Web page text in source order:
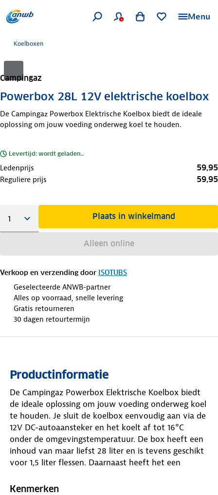
Menu
Koelboxen
Campingaz
Powerbox 28L 12V elektrische koelbox
De Campingaz Powerbox Elektrische Koelbox biedt de ideale
oplossing om jouw voeding onderweg koel te houden.
Levertijd: wordt geladen..
Ledenprijs 59,95
Reguliere prijs 59,95
Plaats in winkelmand
Alleen online
Verkoop en verzending door ISOTUBS
Geselecteerde ANWB-partner
Alles op voorraad, snelle levering
Gratis retourneren
30 dagen retourtermijn
Productinformatie
De Campingaz Powerbox Elektrische Koelbox biedt
de ideale oplossing om jouw voeding onderweg koel
te houden. Je sluit de koelbox eenvoudig aan via de
12V DC-autoaansteker en het koelt af tot 16°C
onder de omgevingstemperatuur. De box heeft een
inhoud van maar liefst 28 liter en is tevens geschikt
voor 1,5 liter flessen. Daarnaast heeft het een
Campingaz Powerbox Elektrische Koelbox heeft een
Kenmerken